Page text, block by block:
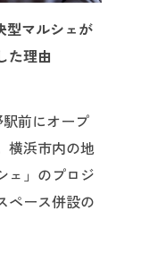
型マルシェが
た理由
前にオープ
横浜市内の地
ェ」のプロジ
ペース併設の